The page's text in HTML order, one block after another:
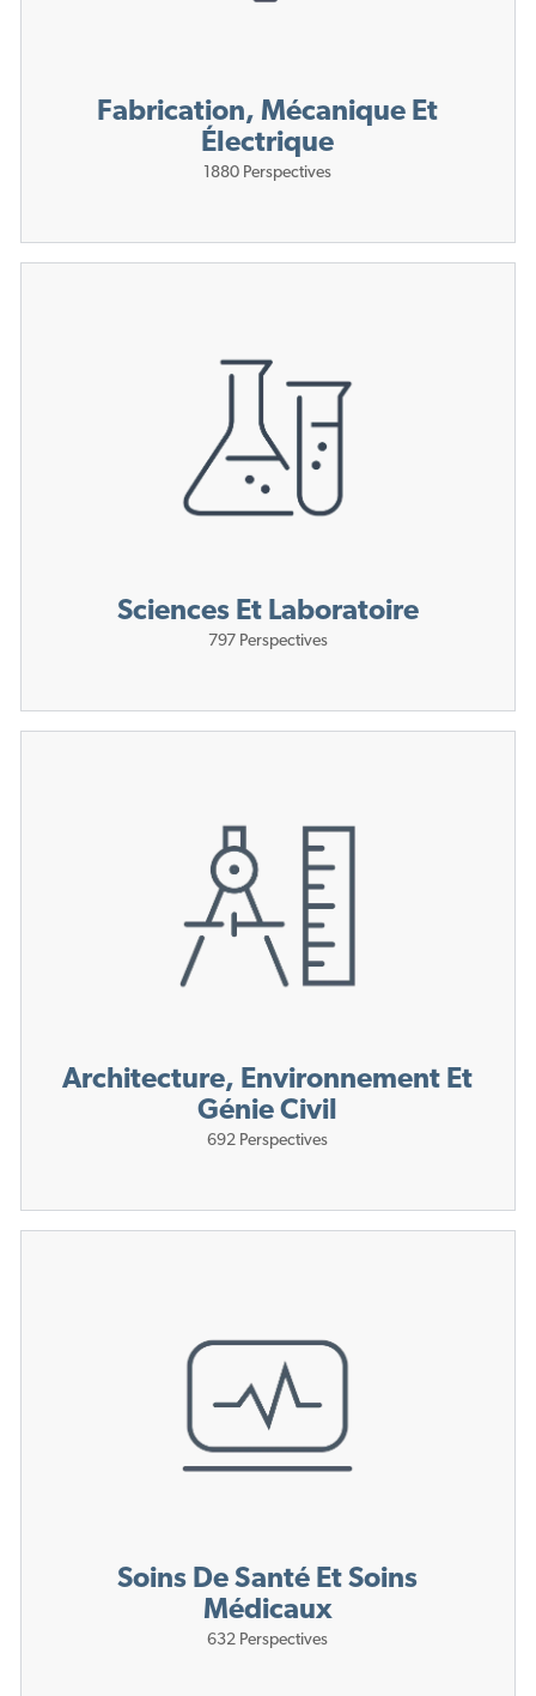
Fabrication, Mécanique Et
Électrique
1880 Perspectives
Sciences Et Laboratoire
797 Perspectives
Architecture, Environnement Et
Génie Civil
692 Perspectives
Soins De Santé Et Soins
Médicaux
632 Perspectives